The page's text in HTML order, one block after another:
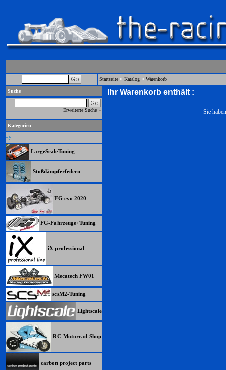
Startseite » Katalog » Warenkorb
Suche
Erweiterte Suche »
Kategorien
LargeScaleTuning
Stoßdämpferfedern
FG evo 2020
FG-Fahrzeuge+Tuning
iX professional
Mecatech FW01
scsM2-Tuning
Lightscale
RC-Motorrad-Shop
carbon project parts
Ihr Warenkorb enthält :
Sie